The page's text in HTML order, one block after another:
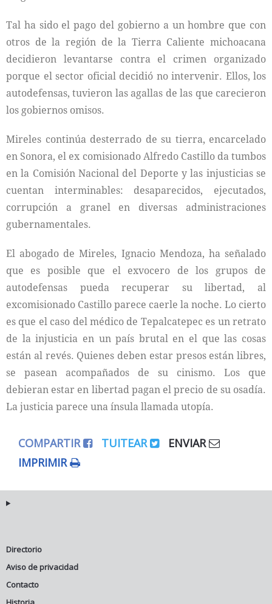
Tal ha sido el pago del gobierno a un hombre que con
otros de la región de la Tierra Caliente michoacana
decidieron levantarse contra el crimen organizado
porque el sector oficial decidió no intervenir. Ellos, los
autodefensas, tuvieron las agallas de las que carecieron
los gobiernos omisos.
Mireles continúa desterrado de su tierra, encarcelado
en Sonora, el ex comisionado Alfredo Castillo da tumbos
en la Comisión Nacional del Deporte y las injusticias se
cuentan interminables: desaparecidos, ejecutados,
corrupción a granel en diversas administraciones
gubernamentales.
El abogado de Mireles, Ignacio Mendoza, ha señalado
que es posible que el exvocero de los grupos de
autodefensas pueda recuperar su libertad, al
excomisionado Castillo parece caerle la noche. Lo cierto
es que el caso del médico de Tepalcatepec es un retrato
de la injusticia en un país brutal en el que las cosas
están al revés. Quienes deben estar presos están libres,
se pasean acompañados de su cinismo. Los que
debieran estar en libertad pagan el precio de su osadía.
La justicia parece una ínsula llamada utopía.
COMPARTIR TUITEAR
ENVIAR
IMPRIMIR
Directorio
Aviso de privacidad
Contacto